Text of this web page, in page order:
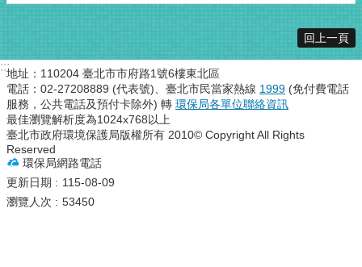
回上一頁
:::地址：110204 臺北市市府路1號6樓東北區
電話：02-27208889 (代表號)、臺北市民當家熱線 1999 (免付費電話
服務，公共電話及預付卡除外) 轉 環保局各單位聯絡資訊
最佳瀏覽解析度為1024x768以上
臺北市政府環境保護局版權所有 2010© Copyright All Rights
Reserved
環保局網路電話
更新日期
115-08-09
瀏覽人次
53450